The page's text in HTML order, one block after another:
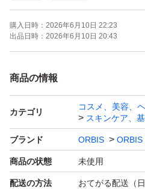
【発送方法】
OPP袋に入れて防水対策した
にてお送りします。
お値下げ交渉はご遠慮下さいま
ご質問がございましたら、お
親切丁寧な対応を心がけてお
購入日時： 2026年6月10日 22:23
出品日時： 2026年6月10日 20:43
商品の情報
カテゴリ
コスメ、美容、
スキンケア、
ブランド ORBIS ORBIS
商品の状態 未使用
配送の方法 おてがる配送（日